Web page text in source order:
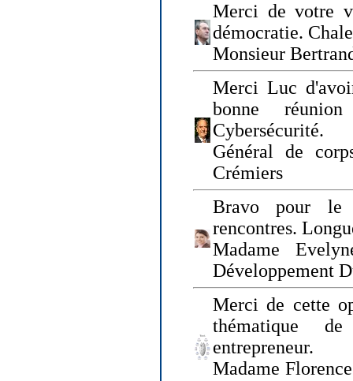
Merci de votre
démocratie.
Monsieur
Merci Luc
bonne
Cybersécurité.
Général de
Crémiers
Bravo pour le
rencontres.
Madame
Développement
Merci de cette
thématique
entrepreneur.
Madame